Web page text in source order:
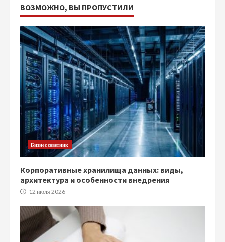
ВОЗМОЖНО, ВЫ ПРОПУСТИЛИ
Бизнес советник
Корпоративные хранилища данных: виды,
архитектура и особенности внедрения
12 июля 2026